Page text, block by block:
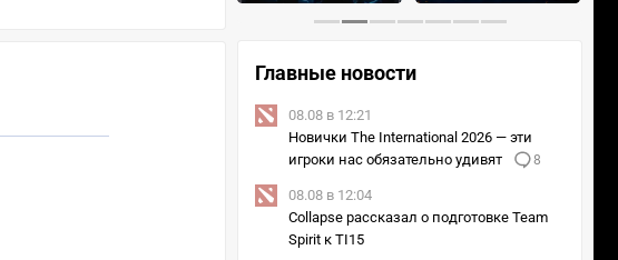
Главные новости
08.08 в 12:21
Новички The International 2026 — эти
игроки нас обязательно удивят
8
08.08 в 12:04
Collapse рассказал о подготовке Team
Spirit к TI15